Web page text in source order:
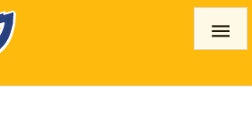
